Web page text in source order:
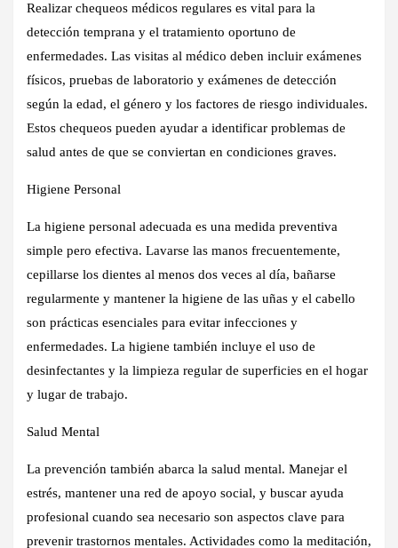
Realizar chequeos médicos regulares es vital para la
detección temprana y el tratamiento oportuno de
enfermedades. Las visitas al médico deben incluir exámenes
físicos, pruebas de laboratorio y exámenes de detección
según la edad, el género y los factores de riesgo individuales.
Estos chequeos pueden ayudar a identificar problemas de
salud antes de que se conviertan en condiciones graves.
Higiene Personal
La higiene personal adecuada es una medida preventiva
simple pero efectiva. Lavarse las manos frecuentemente,
cepillarse los dientes al menos dos veces al día, bañarse
regularmente y mantener la higiene de las uñas y el cabello
son prácticas esenciales para evitar infecciones y
enfermedades. La higiene también incluye el uso de
desinfectantes y la limpieza regular de superficies en el hogar
y lugar de trabajo.
Salud Mental
La prevención también abarca la salud mental. Manejar el
estrés, mantener una red de apoyo social, y buscar ayuda
profesional cuando sea necesario son aspectos clave para
prevenir trastornos mentales. Actividades como la meditación,